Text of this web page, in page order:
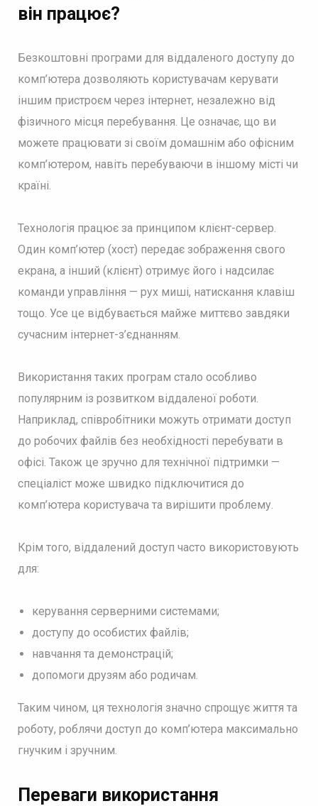
він працює?
Безкоштовні програми для віддаленого доступу до
комп’ютера дозволяють користувачам керувати
іншим пристроєм через інтернет, незалежно від
фізичного місця перебування. Це означає, що ви
можете працювати зі своїм домашнім або офісним
комп’ютером, навіть перебуваючи в іншому місті чи
країні.
Технологія працює за принципом клієнт-сервер.
Один комп’ютер (хост) передає зображення свого
екрана, а інший (клієнт) отримує його і надсилає
команди управління — рух миші, натискання клавіш
тощо. Усе це відбувається майже миттєво завдяки
сучасним інтернет-з’єднанням.
Використання таких програм стало особливо
популярним із розвитком віддаленої роботи.
Наприклад, співробітники можуть отримати доступ
до робочих файлів без необхідності перебувати в
офісі. Також це зручно для технічної підтримки —
спеціаліст може швидко підключитися до
комп’ютера користувача та вирішити проблему.
Крім того, віддалений доступ часто використовують
для:
керування серверними системами;
доступу до особистих файлів;
навчання та демонстрацій;
допомоги друзям або родичам.
Таким чином, ця технологія значно спрощує життя та
роботу, роблячи доступ до комп’ютера максимально
гнучким і зручним.
Переваги використання